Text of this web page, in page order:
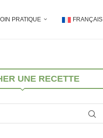
PRATIQUE FRANÇAIS
UNE RECETTE